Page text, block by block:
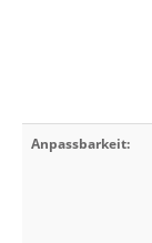
Anpassbarkeit: